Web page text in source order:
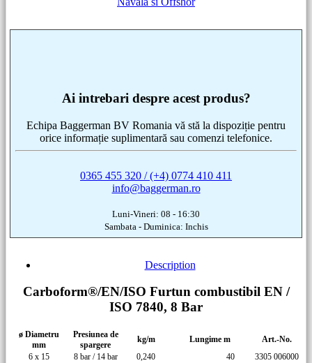
Ai intrebari despre acest produs?
Echipa Baggerman BV Romania vă stă la dispoziție pentru
orice informație suplimentară sau comenzi telefonice.
0365 455 320 / (+4) 0774 410 411
info@baggerman.ro
Luni-Vineri: 08 - 16:30
Sambata - Duminica: Inchis
Description
Carboform®/EN/ISO Furtun combustibil EN /
ISO 7840, 8 Bar
ø Diametru
mm
Presiunea de
spargere
kg/m Lungime m
Art.-No.
6 x 15
8 bar / 14 bar 0,240 40
3305 006000